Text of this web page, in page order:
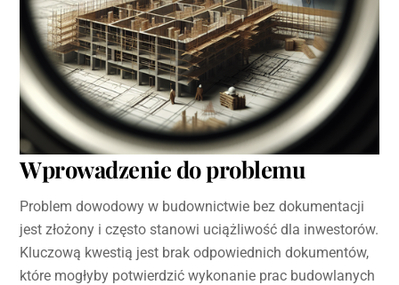
Wprowadzenie do problemu
Problem dowodowy w budownictwie bez dokumentacji
jest złożony i często stanowi uciążliwość dla inwestorów.
Kluczową kwestią jest brak odpowiednich dokumentów,
które mogłyby potwierdzić wykonanie prac budowlanych